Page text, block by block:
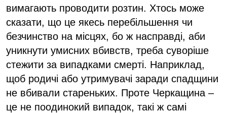
вимагають проводити розтин. Хтось може
сказати, що це якесь перебільшення чи
безчинство на місцях, бо ж насправді, аби
уникнути умисних вбивств, треба суворіше
стежити за випадками смерті. Наприклад,
щоб родичі або утримувачі заради спадщини
не вбивали стареньких. Проте Черкащина –
це не поодинокий випадок, такі ж самі